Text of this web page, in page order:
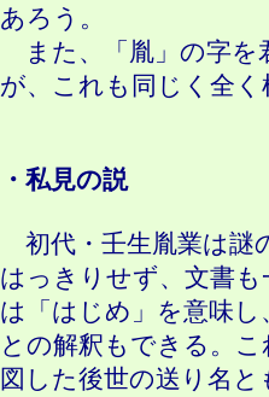
あろう。
また、「胤」の字を
が、これも同じく全
・私見の説
初代・壬生胤業は謎
はっきりせず、文書
は「はじめ」を意味
との解釈もできる。
図した後世の送り名